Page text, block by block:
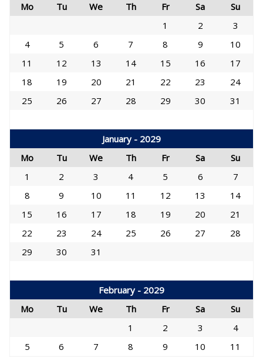
Mo
Tu We Th Fr Sa
Su
1
2
3
4
5 6 7 8 9
10
11
12 13 14 15 16
17
18
19 20 21 22 23
24
25
26 27 28 29 30 31
January - 2029
Mo
Tu We Th Fr Sa
Su
1
2 3 4 5 6
7
8
9 10 11 12 13
14
15
16 17 18 19 20
21
22
23 24 25 26 27
28
29
30 31
February - 2029
Mo
Tu We Th Fr Sa
Su
1
2 3
4
5
6 7 8 9 10
11